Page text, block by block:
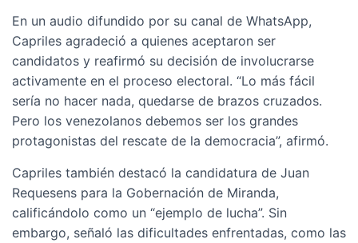
En un audio difundido por su canal de WhatsApp,
Capriles agradeció a quienes aceptaron ser
candidatos y reafirmó su decisión de involucrarse
activamente en el proceso electoral. “Lo más fácil
sería no hacer nada, quedarse de brazos cruzados.
Pero los venezolanos debemos ser los grandes
protagonistas del rescate de la democracia”, afirmó.
Capriles también destacó la candidatura de Juan
Requesens para la Gobernación de Miranda,
calificándolo como un “ejemplo de lucha”. Sin
embargo, señaló las dificultades enfrentadas, como las